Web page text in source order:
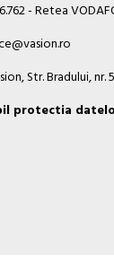
- Retea
Str. Bradului, nr.
protectia